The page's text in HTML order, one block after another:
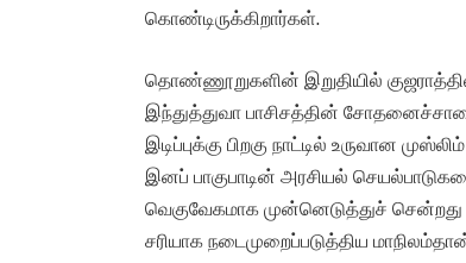
கொண்டிருக்கிறார்கள்.
தொண்ணூறுகளின் இறுதியில்
இந்துத்துவா பாசிசத்தின் சோதனைச்சாலை
இடிப்புக்கு பிறகு நாட்டில் உருவான
இனப் பாகுபாடின் அரசியல்
வெகுவேகமாக முன்னெடுத்துச்
சரியாக நடைமுறைப்படுத்திய மாநிலம்தான்